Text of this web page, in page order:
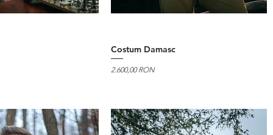
Costum Damasc
Preț
2.600,00 RON